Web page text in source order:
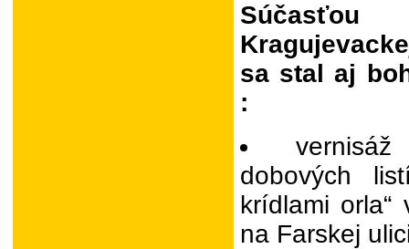
sa stal aj
:
dobových
krídlami orla“
na Farskej